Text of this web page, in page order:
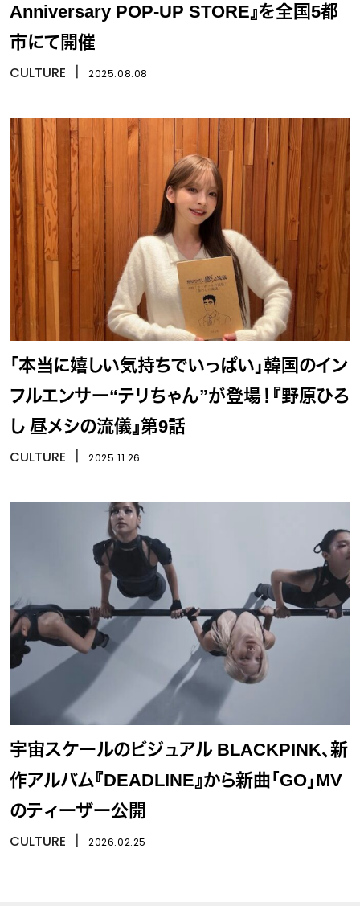
Anniversary POP-UP STORE』を全国5都
市にて開催
CULTURE 2025.08.08
「本当に嬉しい気持ちでいっぱい」韓国のイン
フルエンサー“テリちゃん”が登場！『野原ひろ
し 昼メシの流儀』第9話
CULTURE 2025.11.26
宇宙スケールのビジュアル BLACKPINK、新
作アルバム『DEADLINE』から新曲「GO」MV
のティーザー公開
CULTURE 2026.02.25